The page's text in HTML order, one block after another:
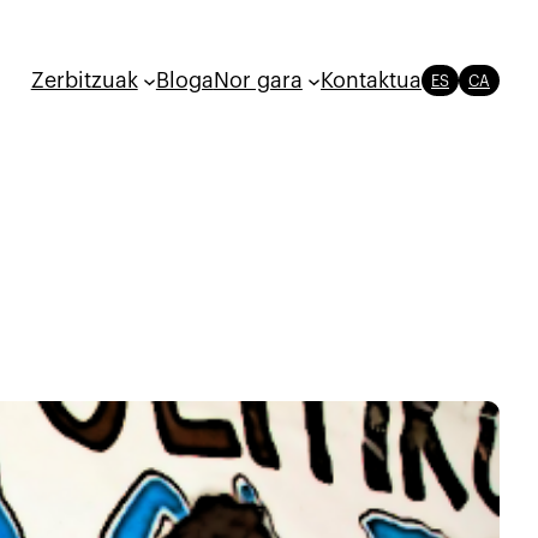
Zerbitzuak Bloga Nor gara Kontaktua ES CA